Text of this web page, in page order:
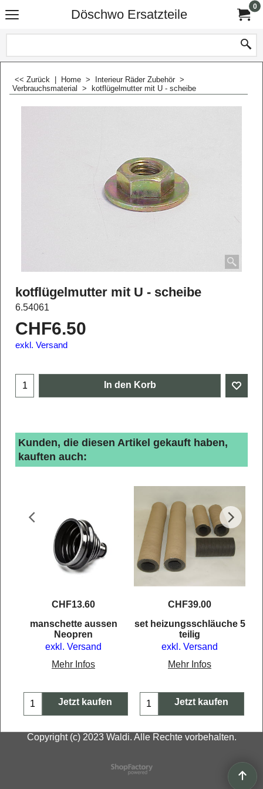
Döschwo Ersatzteile
0
<< Zurück Home > Interieur Räder Zubehör >
Verbrauchsmaterial
> kotflügelmutter mit U - scheibe
kotflügelmutter mit U - scheibe
6.54061
CHF6.50
exkl. Versand
In den Korb
Kunden, die diesen Artikel gekauft haben,
kauften auch:
CHF13.60
manschette aussen
Neopren
exkl. Versand
Mehr Infos
Jetzt kaufen
CHF39.00
set heizungsschläuche 5
teilig
exkl. Versand
Mehr Infos
Jetzt kaufen
Copyright (c) 2023 Waldi. Alle Rechte vorbehalten.
WebShop erstellt mit
ShopFactory Shop